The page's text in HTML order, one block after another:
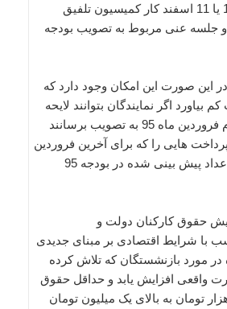
انتخابات بتوانیم از 10 یا 11 اسفند کار کمیسیون تلفیق
و جلسه عنی مربوط به تصویب بودجه
این صورت این امکان وجود دارد که
اگر نمایندگان بتوانند لایحه
بودجه را تا هفته سوم فروردین ماه 95 به تصویب برسانند
هایی را که برای آخرین فروردین
ماه داریم با ارقام و اعداد پیش بینی شده در بودجه 95
حقوق کارکنان دولت و
با شرایط اقتصادی بر مبنای جدیدی
در مورد بازنشستگان که تلاش کرده
واقعی افزایش یابد و حداقل حقوق
از 750 هزار تومان به بالای یک میلیون تومان